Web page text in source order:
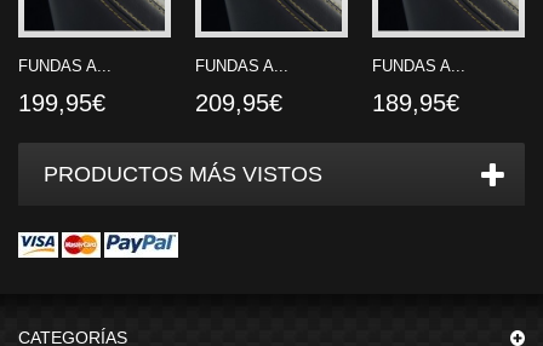
FUNDAS A...
199,95€
FUNDAS A...
209,95€
FUNDAS A...
189,95€
PRODUCTOS MÁS VISTOS
CATEGORÍAS